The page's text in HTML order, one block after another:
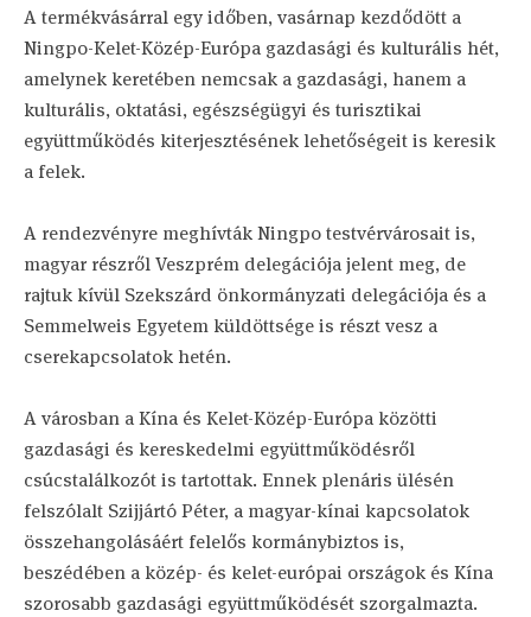
A termékvásárral egy időben, vasárnap kezdődött a
Ningpo-Kelet-Közép-Európa gazdasági és kulturális hét,
amelynek keretében nemcsak a gazdasági, hanem a
kulturális, oktatási, egészségügyi és turisztikai
együttműködés kiterjesztésének lehetőségeit is keresik
a felek.
A rendezvényre meghívták Ningpo testvérvárosait is,
magyar részről Veszprém delegációja jelent meg, de
rajtuk kívül Szekszárd önkormányzati delegációja és a
Semmelweis Egyetem küldöttsége is részt vesz a
cserekapcsolatok hetén.
A városban a Kína és Kelet-Közép-Európa közötti
gazdasági és kereskedelmi együttműködésről
csúcstalálkozót is tartottak. Ennek plenáris ülésén
felszólalt Szijjártó Péter, a magyar-kínai kapcsolatok
összehangolásáért felelős kormánybiztos is,
beszédében a közép- és kelet-európai országok és Kína
szorosabb gazdasági együttműködését szorgalmazta.